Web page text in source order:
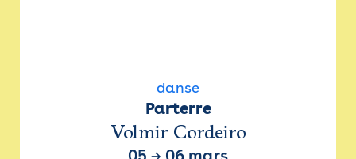
danse
Parterre
Volmir Cordeiro